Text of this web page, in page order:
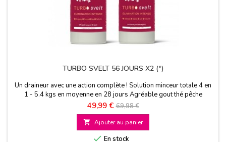
TURBO SVELT 56 JOURS X2 (*)
Un draineur avec une action complète ! Solution minceur totale 4 en
1 - 5.4 kgs en moyenne en 28 jours Agréable gout thé pêche
Prix
49,99 € Prix
de
base
69,98 €
 Ajouter au panier
 En stock